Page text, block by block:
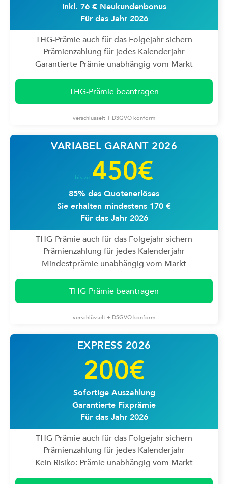
Inkl. 76 € Neukundenbonus
Für das Jahr 2026
THG-Prämie auch für das Folgejahr sichern
Prämienzahlung für jedes Kalenderjahr
Garantierte Prämie unabhängig vom Markt
THG-Prämie beantragen
verschlüsselt + DSGVO konform
VARIABEL GARANT 2026
bis zu450€
85% des Quotenerlöses
Sie erhalten mindestens 170 €
Für das Jahr 2026
THG-Prämie auch für das Folgejahr sichern
Prämienzahlung für jedes Kalenderjahr
Mindestprämie unabhängig vom Markt
THG-Prämie beantragen
verschlüsselt + DSGVO konform
EXPRESS 2026
200€
Sofortige Auszahlung
Garantierte Fixprämie
Für das Jahr 2026
THG-Prämie auch für das Folgejahr sichern
Prämienzahlung für jedes Kalenderjahr
Kein Risiko: Prämie unabhängig vom Markt